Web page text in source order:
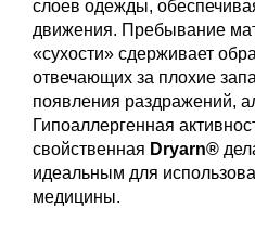
слоев одежды,
движения. Пребывание
«сухости» сдерживает
отвечающих за плохие
появления раздражений,
Гипоаллергенная
свойственная Dryarn®
идеальным для
медицины.